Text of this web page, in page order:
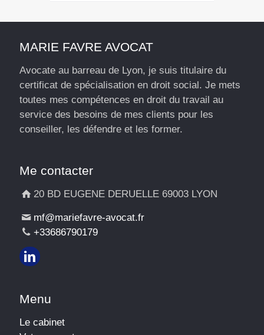
MARIE FAVRE AVOCAT
Avocate au barreau de Lyon, je suis titulaire du
certificat de spécialisation en droit social. Je mets
toutes mes compétences en droit du travail au
service des besoins de mes clients pour les
conseiller, les défendre et les former.
Me contacter
20 BD EUGENE DERUELLE 69003 LYON
mf@mariefavre-avocat.fr
+33686790179
Menu
Le cabinet